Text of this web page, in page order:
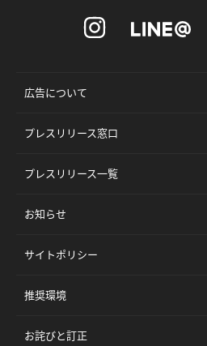
広告について
プレスリリース窓口
プレスリリース一覧
お知らせ
サイトポリシー
推奨環境
お詫びと訂正